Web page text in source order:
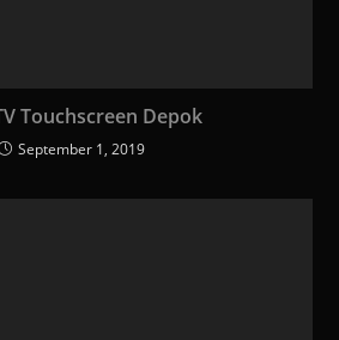
Touchscreen Depok
September 1, 2019